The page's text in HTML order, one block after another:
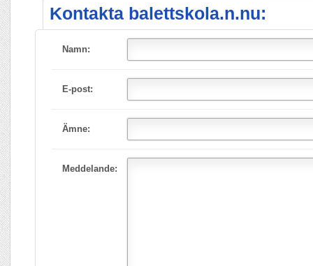
Kontakta balettskola.n.nu:
Namn:
E-post:
Ämne:
Meddelande: